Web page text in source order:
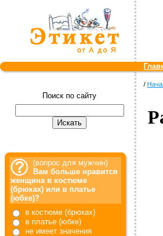
Поиск по сайту
(вопрос для мужчин)
Вам больше нравится
женщина в костюме
(брюках) или в платье
(юбке)?
в костюме (брюках)
в платье (юбке)
не имеет значения
/